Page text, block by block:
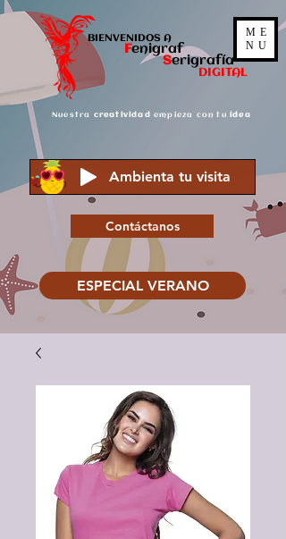
BIENVENIDOS A
Fenigraf
Serigrafía
DIGITAL
Nuestra creatividad empieza con tu idea
Ambienta tu visita
Contáctanos
ESPECIAL VERANO
ME
NU